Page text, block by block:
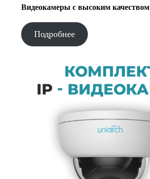
Видеокамеры с высоким качеством
Подробнее